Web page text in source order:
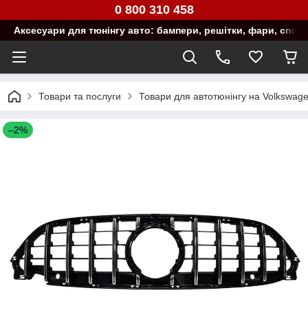
0 800 310 458
Аксесуари для тюнінгу авто: бампери, решітки, фари,
Товари та послуги Товари для автотюнінгу на
–2%